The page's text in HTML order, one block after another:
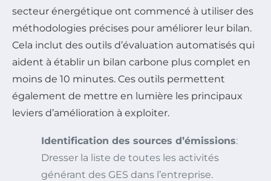
secteur énergétique ont commencé à utiliser des
méthodologies précises pour améliorer leur bilan.
Cela inclut des outils d’évaluation automatisés qui
aident à établir un bilan carbone plus complet en
moins de 10 minutes. Ces outils permettent
également de mettre en lumière les principaux
leviers d’amélioration à exploiter.
Identification des sources d’émissions:
Dresser la liste de toutes les activités
générant des GES dans l’entreprise.